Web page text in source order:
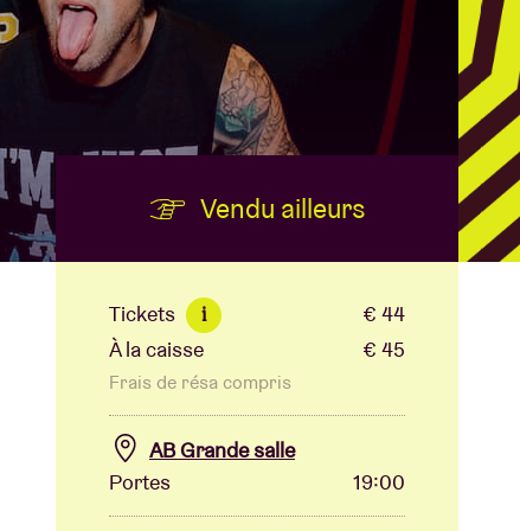
Vendu ailleurs
Tickets i
€ 44
À la caisse
€ 45
Frais de résa compris
AB Grande salle
Portes
19:00